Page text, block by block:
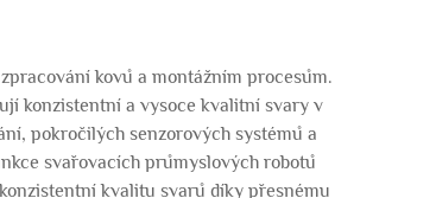
kovů a montážním procesům.
konzistentní a vysoce kvalitní svary v
pokročilých senzorových systémů a
svařovacích průmyslových robotů
kvalitu svarů díky přesnému